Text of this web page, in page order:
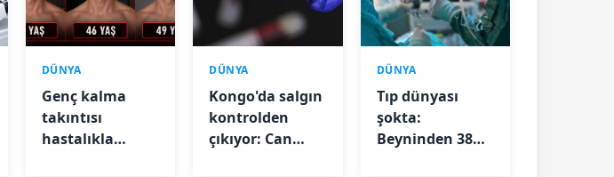
DÜNYA
Genç kalma
takıntısı
hastalıkla
DÜNYA
Kongo'da salgın
kontrolden
çıkıyor: Can
DÜNYA
Tıp dünyası
şokta:
Beyninden 38